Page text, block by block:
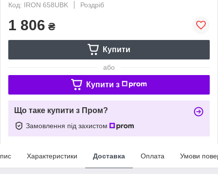
Код: IRON 658UBK
Роздріб
1 806 ₴
Купити
або
Купити з
Що таке купити з Пром?
Замовлення під захистом
Характеристики Доставка Оплата Умови